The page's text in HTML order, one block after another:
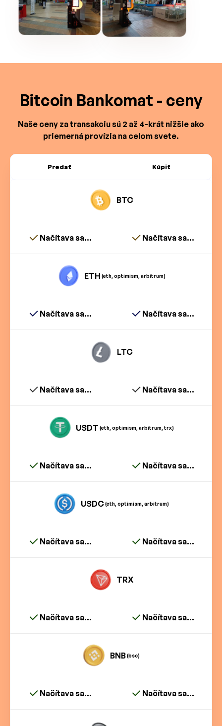
Bitcoin Bankomat - ceny
Naše ceny za transakciu sú 2 až 4-krát nižšie ako
priemerná provízia na celom svete.
Predať Kúpiť
BTC
Načítava sa... Načítava sa...
ETH (eth, optimism, arbitrum)
Načítava sa... Načítava sa...
LTC
Načítava sa... Načítava sa...
USDT (eth, optimism, arbitrum, trx)
Načítava sa... Načítava sa...
USDC(eth, optimism, arbitrum)
Načítava sa... Načítava sa...
TRX
Načítava sa... Načítava sa...
BNB(bsc)
Načítava sa... Načítava sa...